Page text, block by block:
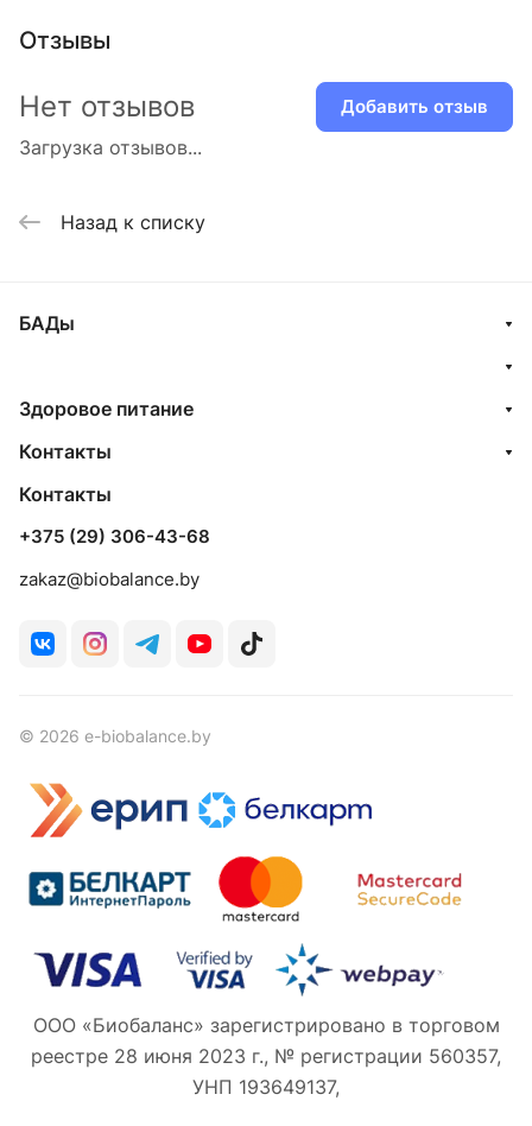
Отзывы
Загрузка отзывов...
Нет отзывов Добавить отзыв
Назад к списку
БАДы
Здоровое питание
Контакты
Контакты
+375 (29) 306-43-68
zakaz@biobalance.by
© 2026 e-biobalance.by
ООО «Биобаланс» зарегистрировано в торговом
реестре 28 июня 2023 г., № регистрации 560357,
УНП 193649137,